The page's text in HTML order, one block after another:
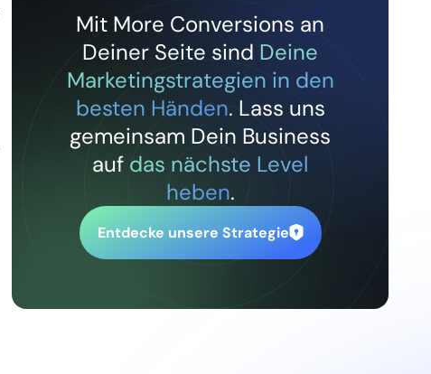
Mit More Conversions an
Deiner Seite sind Deine
Marketingstrategien in den
besten Händen. Lass uns
gemeinsam Dein Business
auf das nächste Level
heben.
Entdecke unsere Strategie